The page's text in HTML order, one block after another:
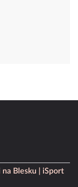
na Blesku
iSport